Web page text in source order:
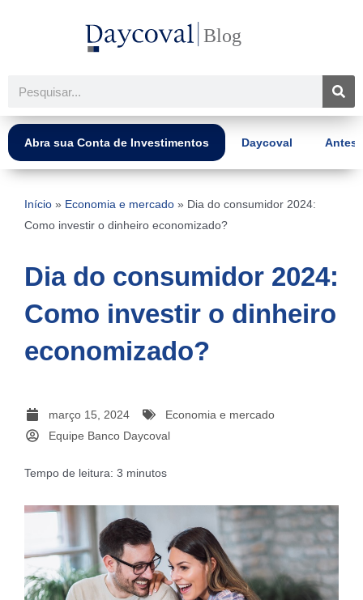
Pesquisar
Abra sua Conta de Investimentos Daycoval Antes
Início » Economia e mercado » Dia do consumidor 2024:
Como investir o dinheiro economizado?
Dia do consumidor 2024:
Como investir o dinheiro
economizado?
março 15, 2024
Economia e mercado
Equipe Banco Daycoval
Tempo de leitura: 3 minutos